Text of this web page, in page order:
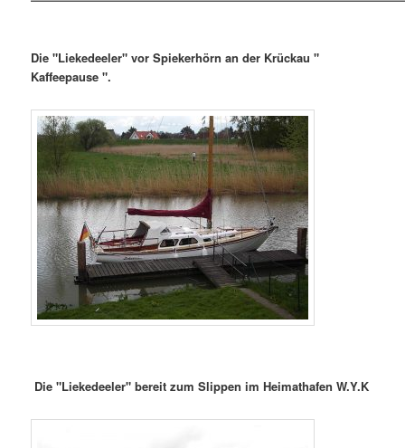
Die "Liekedeeler" vor Spiekerhörn an der Krückau "
Kaffeepause ".
Die "Liekedeeler" bereit zum Slippen im Heimathafen W.Y.K